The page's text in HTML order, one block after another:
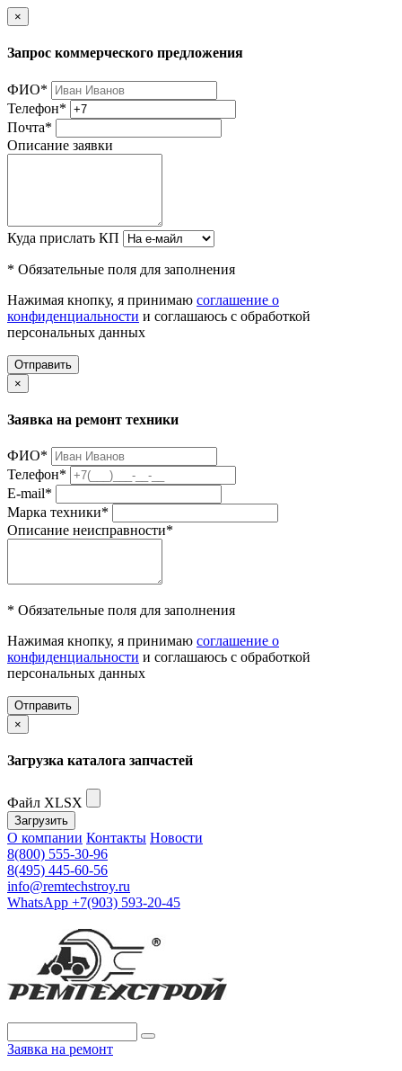
×
Запрос коммерческого предложения
ФИО*
Телефон*
Почта*
Описание заявки
Куда прислать КП
* Обязательные поля для заполнения
Нажимая кнопку, я принимаю соглашение о
конфиденциальности и соглашаюсь с обработкой
персональных данных
Отправить
×
Заявка на ремонт техники
ФИО*
Телефон*
E-mail*
Марка техники*
Описание неисправности*
* Обязательные поля для заполнения
Нажимая кнопку, я принимаю соглашение о
конфиденциальности и соглашаюсь с обработкой
персональных данных
Отправить
×
Загрузка каталога запчастей
Файл XLSX
Загрузить
О компании Контакты Новости
8(800) 555-30-96
8(495) 445-60-56
info@remtechstroy.ru
WhatsApp +7(903) 593-20-45
Заявка на ремонт